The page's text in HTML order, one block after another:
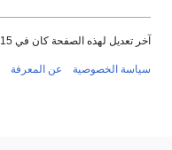
آخر تعديل لهذه الصفحة كان في 05:15, 15 مارس 2010.
سياسة الخصوصية عن المعرفة